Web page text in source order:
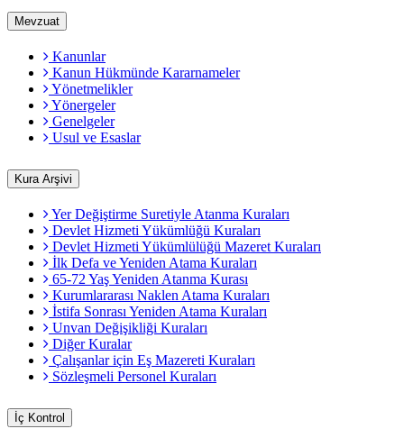
Mevzuat
Kanunlar
Kanun Hükmünde Kararnameler
Yönetmelikler
Yönergeler
Genelgeler
Usul ve Esaslar
Kura Arşivi
Yer Değiştirme Suretiyle Atanma Kuraları
Devlet Hizmeti Yükümlüğü Kuraları
Devlet Hizmeti Yükümlülüğü Mazeret Kuraları
İlk Defa ve Yeniden Atama Kuraları
65-72 Yaş Yeniden Atanma Kurası
Kurumlararası Naklen Atama Kuraları
İstifa Sonrası Yeniden Atama Kuraları
Unvan Değişikliği Kuraları
Diğer Kuralar
Çalışanlar için Eş Mazereti Kuraları
Sözleşmeli Personel Kuraları
İç Kontrol